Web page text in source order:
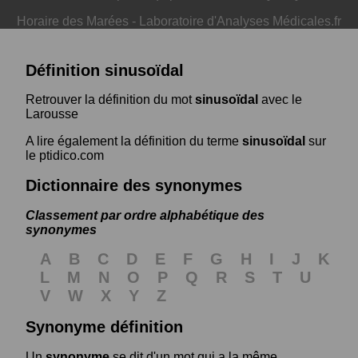
Horaire des Marées - Laboratoire d'Analyses Médicales.fr
Définition sinusoïdal
Retrouver la définition du motsinusoïdal avec le
Larousse
A lire également la définition du terme sinusoïdal sur
le ptidico.com
Dictionnaire des synonymes
Classement par ordre alphabétique des
synonymes
A B C D E F G H I J
K
L
M N O P Q R S T
U
V
W X Y
Z
Synonyme définition